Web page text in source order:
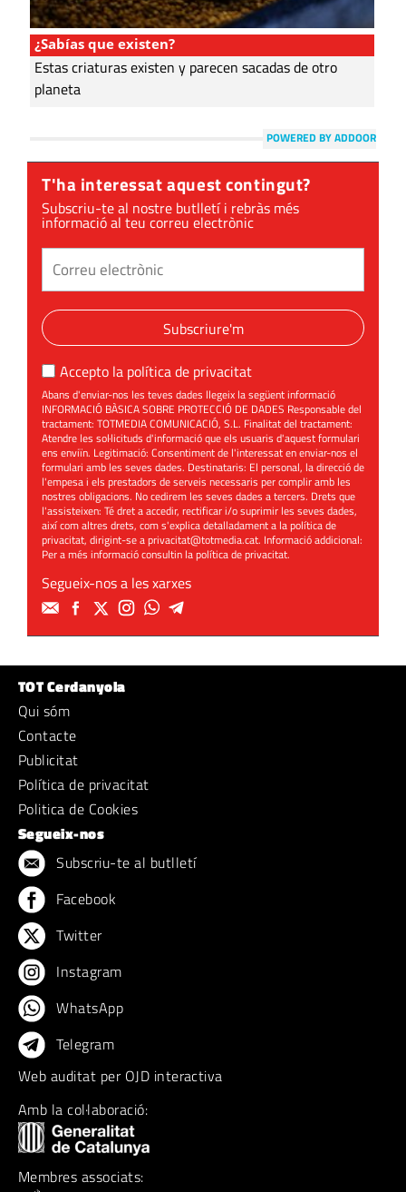
¿Sabías que existen?
Estas criaturas existen y parecen sacadas de otro
planeta
POWERED BY ADDOOR
T'ha interessat aquest contingut?
Subscriu-te al nostre butlletí i rebràs més
informació al teu correu electrònic
Subscriure'm
Accepto la política de privacitat
Abans d'enviar-nos les teves dades llegeix la següent informació
INFORMACIÓ BÀSICA SOBRE PROTECCIÓ DE DADES Responsable del
tractament: TOTMEDIA COMUNICACIÓ, S.L. Finalitat del tractament:
Atendre les sol·licituds d'informació que els usuaris d'aquest formulari
ens enviïn. Legitimació: Consentiment de l'interessat en enviar-nos el
formulari amb les seves dades. Destinataris: El personal, la direcció de
l'empesa i els prestadors de serveis necessaris per complir amb les
nostres obligacions. No cedirem les seves dades a tercers. Drets que
l'assisteixen: Té dret a accedir, rectificar i/o suprimir les seves dades,
així com altres drets, com s'explica detalladament a la política de
privacitat, dirigint-se aprivacitat@totmedia.cat. Informació addicional:
Per a més informació consultin lapolítica de privacitat.
Segueix-nos a les xarxes
TOT Cerdanyola
Qui sóm
Contacte
Publicitat
Política de privacitat
Politica de Cookies
Segueix-nos
Subscriu-te al butlletí
Facebook
Twitter
Instagram
WhatsApp
Telegram
Web auditat per OJD interactiva
Amb la col·laboració:
Membres associats: